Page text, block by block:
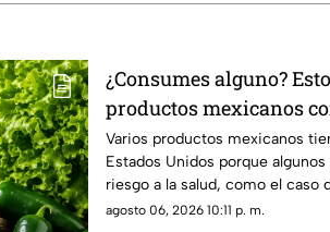
¿Consumes alguno?
productos mexicanos
RESTRICCIONES por
la salud
Varios productos mexicanos
Estados Unidos porque
riesgo a la salud, como el caso
tras un brote de salmonela.
agosto 06, 2026 10:11 p. m.